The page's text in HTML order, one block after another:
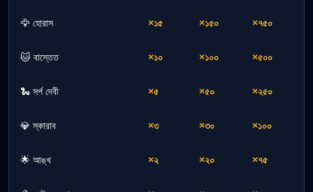
🦅 হোরাস ×১৫ ×১৫০ ×৭৫০
🐱 বাস্তেত ×১০ ×১০০ ×৫০০
🐍 সর্প দেবী ×৫ ×৫০ ×২৫০
💎 স্কারাব ×৩ ×৩০ ×১০০
🌟 আঙ্খ ×২ ×২০ ×৭৫